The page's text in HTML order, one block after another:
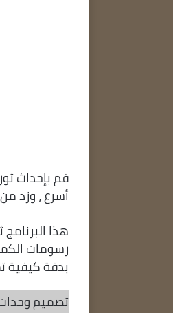
قم بإحداث
أسرع ، وزد
رسومات
بدقة كيفية
تصميم